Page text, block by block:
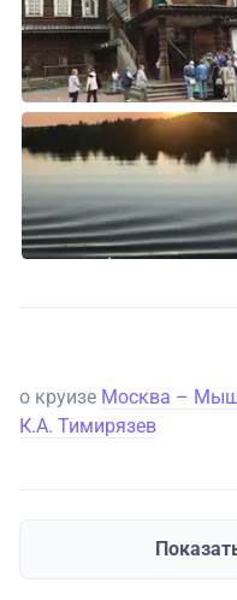
о круизе Москва –
К.А. Тимирязев